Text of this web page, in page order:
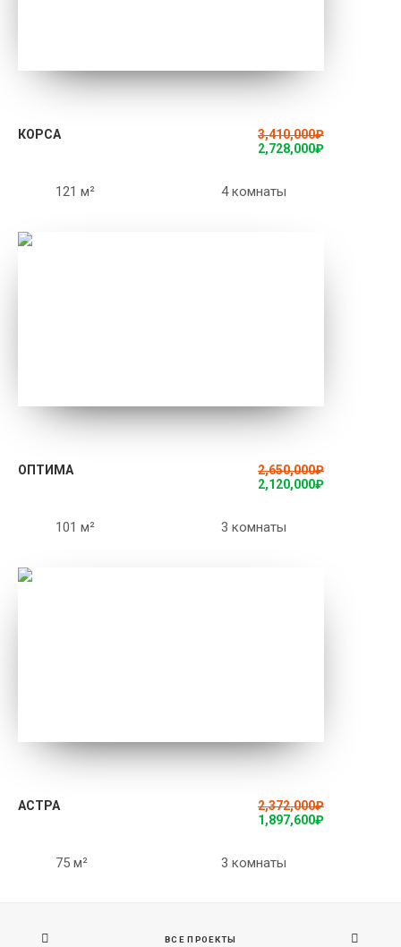
КОРСА 3,410,000₽
2,728,000₽
121 м² 4 комнаты
ОПТИМА 2,650,000₽
2,120,000₽
101 м² 3 комнаты
АСТРА 2,372,000₽
1,897,600₽
75 м² 3 комнаты
ВСЕ ПРОЕКТЫ